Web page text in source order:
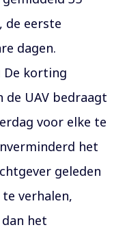
de eerste
dagen.
De korting
de UAV bedraagt
voor elke te
het
geleden
verhalen,
het